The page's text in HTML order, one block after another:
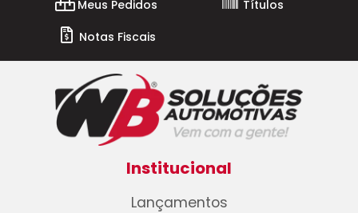
Meus Pedidos
Títulos
Notas Fiscais
Institucional
Lançamentos